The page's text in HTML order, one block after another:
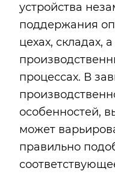
устройства
поддержания
цехах, складах,
процессах. В
особенностей,
может
правильно